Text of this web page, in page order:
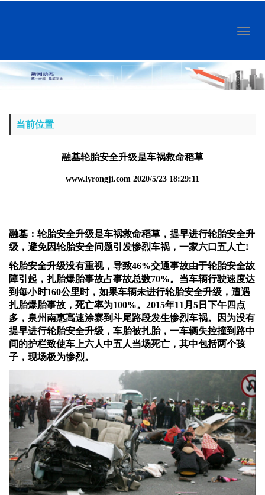
当前位置
融基轮胎安全升级是车祸救命稻草
www.lyrongji.com 2020/5/23 18:29:11
融基 ：轮胎安全升级是车祸救命稻草，提早进行轮胎安全升
级，避免因轮胎安全问题引发惨烈车祸，一家六口五人亡!
轮胎安全升级没有重视，导致46%交通事故由于轮胎安全故
障引起，扎胎爆胎事故占事故总数70%。当车辆行驶速度达
到每小时160公里时，如果车辆未进行轮胎安全升级，遭遇
扎胎爆胎事故，死亡率为100%。2015年11月5日下午四点
多，泉州南惠高速涂寨到斗尾路段发生惨烈车祸。因为没有
提早进行轮胎安全升级，车胎被扎胎，一车辆失控撞到路中
间的护栏致使车上六人中五人当场死亡，其中包括两个孩
子，现场极为惨烈。